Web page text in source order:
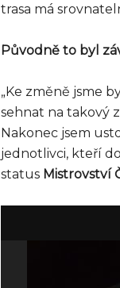
trasa má
Původně to byl
„Ke změně jsme
sehnat na takový
Nakonec jsem
jednotlivci, kteří
status Mistrovství